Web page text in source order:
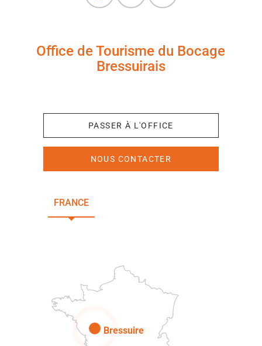
Office de Tourisme du Bocage
Bressuirais
PASSER À L'OFFICE
NOUS CONTACTER
FRANCE
Bressuire